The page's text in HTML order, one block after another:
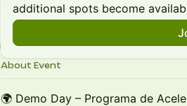
additional spots become
About Event
🌍 Demo Day – Programa de